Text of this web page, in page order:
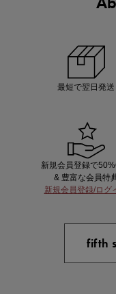
買えば買うほどお得! 最大半額
最短で翌日発送
新規会員登録で
& 豊富な会員特
新規会員登録/ログ
fifth